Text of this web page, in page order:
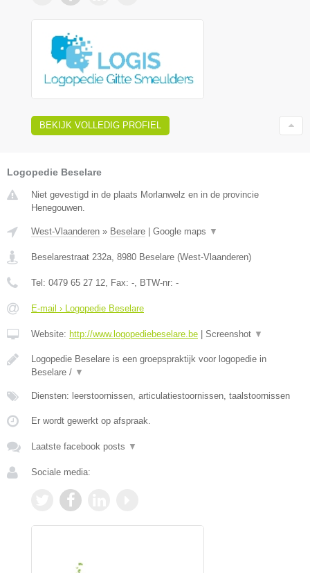
BEKIJK VOLLEDIG PROFIEL
Logopedie Beselare
Niet gevestigd in de plaats Morlanwelz en in de provincie
Henegouwen.
West-Vlaanderen » Beselare Google maps ▼
Beselarestraat 232a, 8980 Beselare (West-Vlaanderen)
Tel: 0479 65 27 12, Fax: -, BTW-nr: -
E-mail › Logopedie Beselare
Website: http://www.logopediebeselare.be Screenshot ▼
Logopedie Beselare is een groepspraktijk voor logopedie in
Beselare / ▼
Diensten: leerstoornissen, articulatiestoornissen, taalstoornissen
Er wordt gewerkt op afspraak.
Laatste facebook posts ▼
Sociale media: